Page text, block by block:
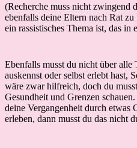
(Recherche muss nicht zwingend
ebenfalls deine Eltern nach Rat
ein rassistisches Thema ist, das
Ebenfalls musst du nicht über alle
auskennst oder selbst erlebt hast,
wäre zwar hilfreich, doch du
Gesundheit und Grenzen
deine Vergangenheit durch etwas
erleben, dann musst du das nicht